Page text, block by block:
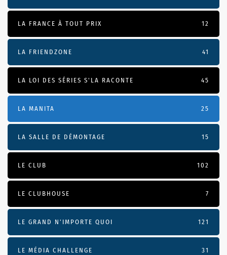
LA FRANCE À TOUT PRIX 12
LA FRIENDZONE 41
LA LOI DES SÉRIES S'LA RACONTE 45
LA MANITA 25
LA SALLE DE DÉMONTAGE 15
LE CLUB 102
LE CLUBHOUSE 7
LE GRAND N’IMPORTE QUOI 121
LE MÉDIA CHALLENGE 31